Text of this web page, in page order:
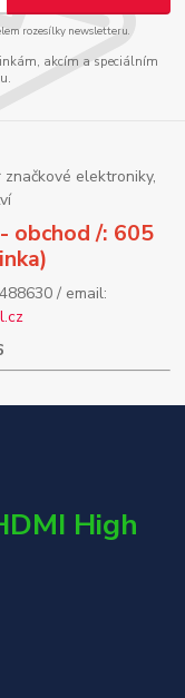
rozesílky newsletteru.
akcím a speciálním
elektroniky,
obchod /: 605
/ email:
High